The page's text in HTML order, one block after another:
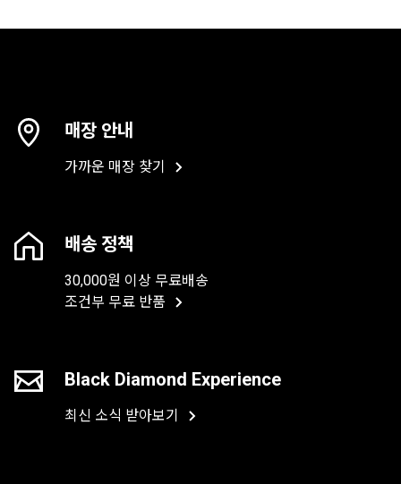
매장 안내
가까운 매장 찾기
배송 정책
30,000원 이상 무료배송
조건부 무료 반품
Black Diamond Experience
최신 소식 받아보기